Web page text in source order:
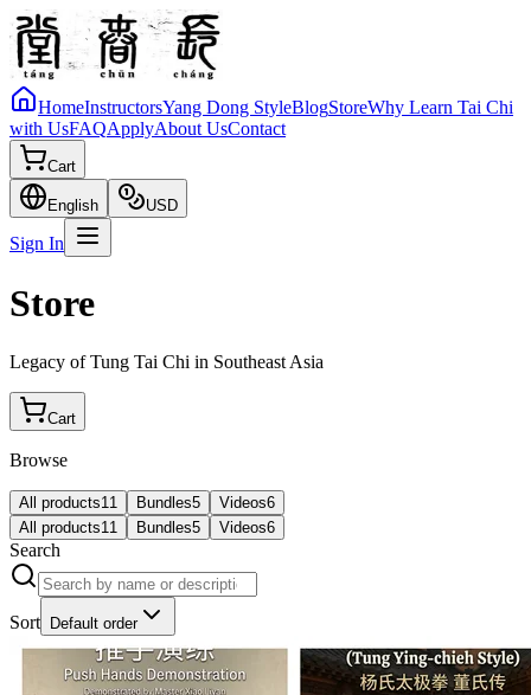
HomeInstructorsYang Dong StyleBlogStoreWhy Learn Tai Chi
with UsFAQApplyAbout UsContact
Cart
English USD
Sign In
Store
Legacy of Tung Tai Chi in Southeast Asia
Cart
Browse
All products11 Bundles5 Videos6
All products11 Bundles5 Videos6
Search
Sort Default order